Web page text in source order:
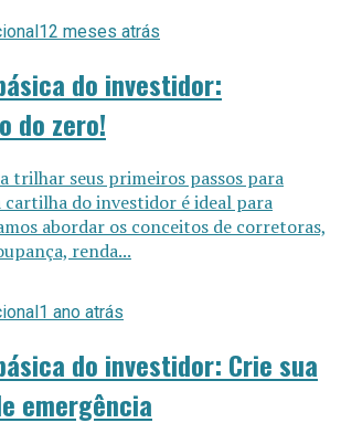
12 meses atrás
do investidor:
do zero!
trilhar seus primeiros passos para
cartilha do investidor é ideal para
abordar os conceitos de corretoras,
renda...
1 ano atrás
do investidor: Crie sua
emergência